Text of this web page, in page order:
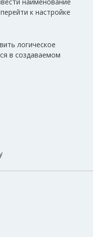
к настройке
логическое
в создаваемом